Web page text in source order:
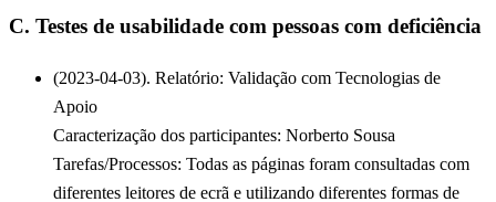
C. Testes de usabilidade com pessoas com deficiência
(2023-04-03). Relatório: Validação com Tecnologias de
Apoio
Caracterização dos participantes: Norberto Sousa
Tarefas/Processos: Todas as páginas foram consultadas com
diferentes leitores de ecrã e utilizando diferentes formas de